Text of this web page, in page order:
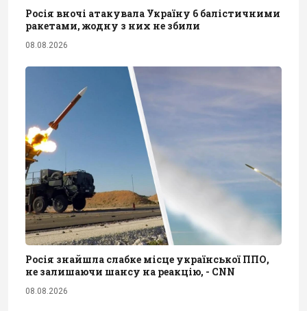
Росія вночі атакувала Україну 6 балістичними
ракетами, жодну з них не збили
08.08.2026
Росія знайшла слабке місце української ППО,
не залишаючи шансу на реакцію, - CNN
08.08.2026